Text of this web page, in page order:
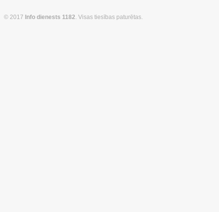
© 2017 Info dienests 1182. Visas tiesības paturētas.